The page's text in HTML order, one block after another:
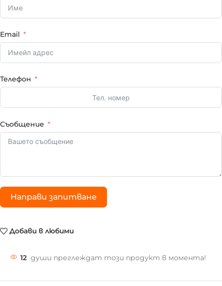
Email
Телефон
Съобщение
Направи запитване
Добави в любими
12 души преглеждат този продукт в момента!